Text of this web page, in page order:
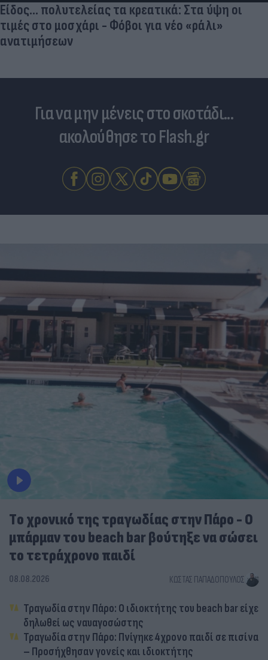
Είδος... πολυτελείας τα κρεατικά: Στα ύψη οι
τιμές στο μοσχάρι - Φόβοι για νέο «ράλι»
ανατιμήσεων
Για να μην μένεις στο σκοτάδι...
ακολούθησε το Flash.gr
Tο χρονικό της τραγωδίας στην Πάρο - Ο
μπάρμαν του beach bar βούτηξε να σώσει
το τετράχρονο παιδί
08.08.2026 ΚΏΣΤΑΣ ΠΑΠΑΔΌΠΟΥΛΟΣ
Τραγωδία στην Πάρο: Ο ιδιοκτήτης του beach bar είχε
δηλωθεί ως ναυαγοσώστης
Τραγωδία στην Πάρο: Πνίγηκε 4χρονο παιδί σε πισίνα
– Προσήχθησαν γονείς και ιδιοκτήτης